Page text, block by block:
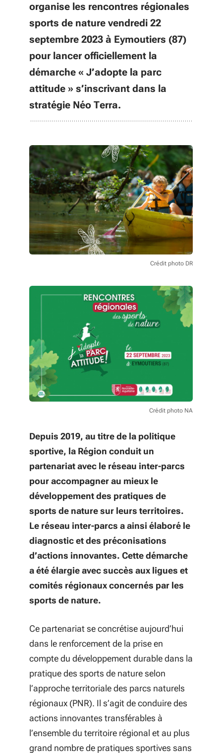
organise les rencontres régionales
sports de nature vendredi 22
septembre 2023 à Eymoutiers (87)
pour lancer officiellement la
démarche « J’adopte la parc
attitude » s’inscrivant dans la
stratégie Néo Terra.
Crédit photo DR
Crédit photo NA
Depuis 2019, au titre de la politique
sportive, la Région conduit un
partenariat avec le réseau inter-parcs
pour accompagner au mieux le
développement des pratiques de
sports de nature sur leurs territoires.
Le réseau inter-parcs a ainsi élaboré le
diagnostic et des préconisations
d’actions innovantes. Cette démarche
a été élargie avec succès aux ligues et
comités régionaux concernés par les
sports de nature.
Ce partenariat se concrétise aujourd’hui
dans le renforcement de la prise en
compte du développement durable dans la
pratique des sports de nature selon
l’approche territoriale des parcs naturels
régionaux (PNR). Il s’agit de conduire des
actions innovantes transférables à
l’ensemble du territoire régional et au plus
grand nombre de pratiques sportives sans